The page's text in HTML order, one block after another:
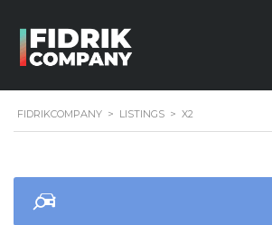
FIDRIKCOMPANY > LISTINGS > X2